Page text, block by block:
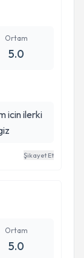
Ortam
5.0
icin ilerki
Şikayet Et
Ortam
5.0